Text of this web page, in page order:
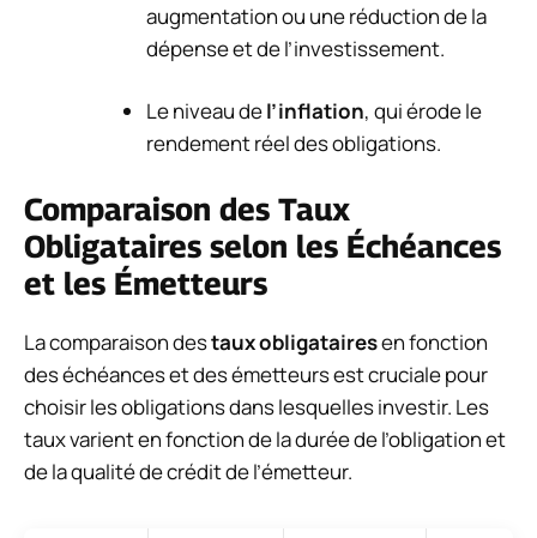
augmentation ou une réduction de la
dépense et de l’investissement.
Le niveau del’inflation, qui érode le
rendement réel des obligations.
Comparaison des Taux
Obligataires selon les Échéances
et les Émetteurs
La comparaison destaux obligatairesen fonction
des échéances et des émetteurs est cruciale pour
choisir les obligations dans lesquelles investir. Les
taux varient en fonction de la durée de l’obligation et
de la qualité de crédit de l’émetteur.